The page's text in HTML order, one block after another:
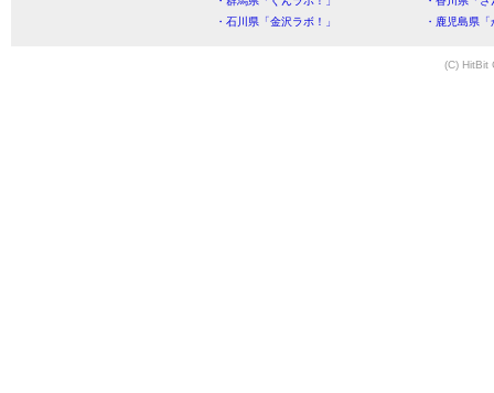
・石川県「金沢ラボ！」
・鹿児島県
(C) HitBit